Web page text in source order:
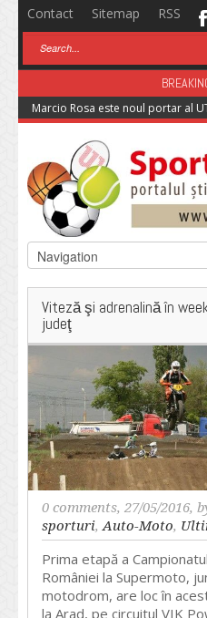
Contact Sitemap RSS
Marcio Rosa este noul portar al
Viteză şi adrenalină în
judeţ
0 comments, 27/05/2016,
sporturi,Auto-Moto,
Prima etapă a
României la Supermoto,
motodrom, are loc în
la Arad, pe circuitul VIK